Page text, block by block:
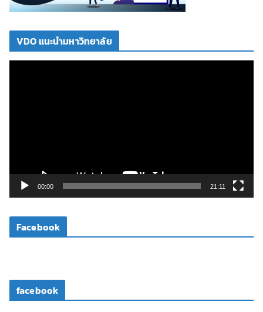
VDO แนะนำมหาวิทยาลัย
ดี
โ
00:00 21:11
Facebook
facebook